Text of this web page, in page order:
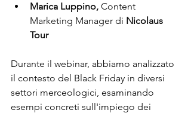
Marica Luppino, Content
Marketing Manager di Nicolaus
Tour
Durante il webinar, abbiamo analizzato
il contesto del Black Friday in diversi
settori merceologici, esaminando
esempi concreti sull'impiego dei